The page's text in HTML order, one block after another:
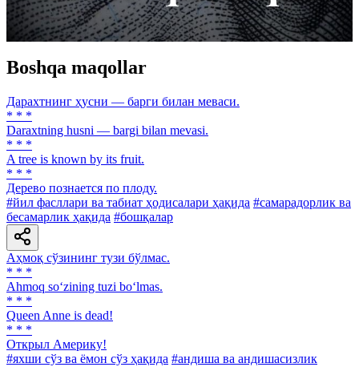
Boshqa maqollar
Дарахтнинг ҳусни — барги билан меваси.
* * *
Daraxtning husni — bargi bilan mevasi.
* * *
A tree is known by its fruit.
* * *
Дерево познается по плоду.
#йил фасллари ва табиат ҳодисалари ҳақида #самарадорлик ва
бесамарлик ҳақида #бошқалар
Аҳмоқ сўзининг тузи бўлмас.
* * *
Ahmoq so‘zining tuzi bo‘lmas.
* * *
Queen Anne is dead!
* * *
Открыл Америку!
#яхши сўз ва ёмон сўз ҳақида #андиша ва андишасизлик